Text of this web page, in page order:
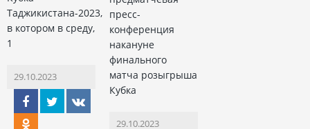
Таджикистана-2023,
в котором в среду,
1
29.10.2023
пресс-
конференция
накануне
финального
матча розыгрыша
Кубка
29.10.2023